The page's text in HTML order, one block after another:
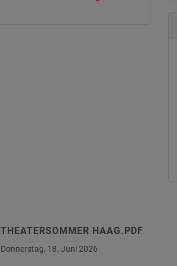
THEATERSOMMER HAAG.PDF
Donnerstag, 18. Juni 2026